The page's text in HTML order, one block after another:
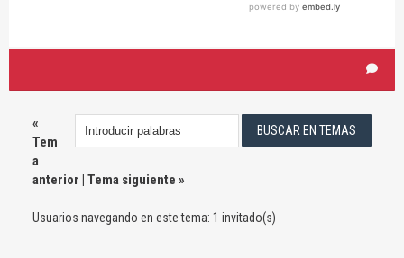
«
Tem
a
anterior | Tema siguiente »
Usuarios navegando en este tema: 1 invitado(s)